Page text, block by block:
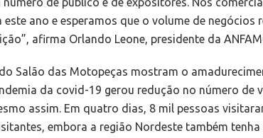
ano e esperamos que o volume de negócios
afirma Orlando Leone, presidente da
Salão das Motopeças mostram o
da covid-19 gerou redução no número de
assim. Em quatro dias, 8 mil pessoas
embora a região Nordeste também